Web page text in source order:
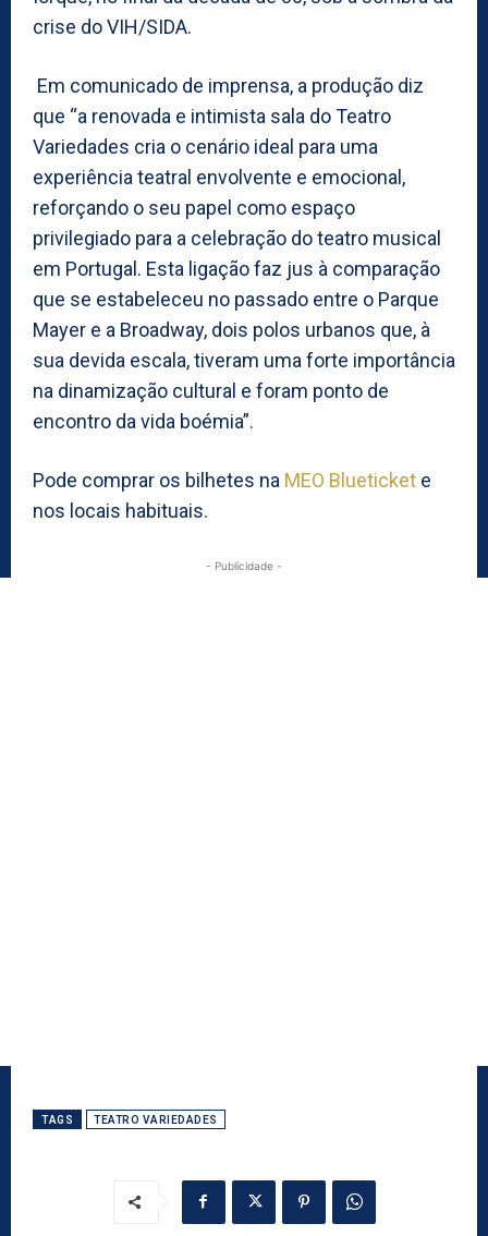
crise do VIH/SIDA.
Em comunicado de imprensa, a produção diz
que “a renovada e intimista sala do Teatro
Variedades cria o cenário ideal para uma
experiência teatral envolvente e emocional,
reforçando o seu papel como espaço
privilegiado para a celebração do teatro musical
em Portugal. Esta ligação faz jus à comparação
que se estabeleceu no passado entre o Parque
Mayer e a Broadway, dois polos urbanos que, à
sua devida escala, tiveram uma forte importância
na dinamização cultural e foram ponto de
encontro da vida boémia”.
Pode comprar os bilhetes na MEO Blueticket e
nos locais habituais.
- Publicidade -
TAGS TEATRO VARIEDADES